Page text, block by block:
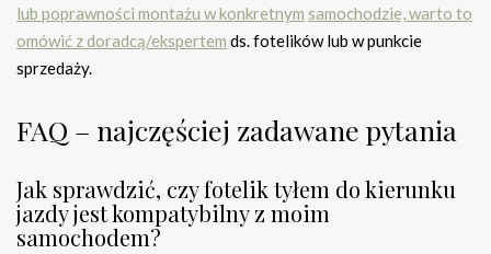
lub poprawności montażu w konkretnym samochodzie, warto to
omówić z doradcą/ekspertem ds. fotelików lub w punkcie
sprzedaży.
FAQ – najczęściej zadawane pytania
Jak sprawdzić, czy fotelik tyłem do kierunku
jazdy jest kompatybilny z moim
samochodem?